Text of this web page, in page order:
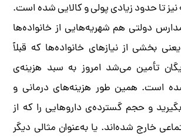
تا حدود زیادی پولی و کالایی شده است.
دولتی هم شهریه‌هایی از خانواده‌ها
بخشی از نیازهای خانواده‌ها که قبلاً
تأمین می‌شد امروز به سبد هزینه‌ی
است. همین طور هزینه‌های درمانی و
و حجم گسترده‌ی داروهایی را که از
خارج شده‌اند. یا به‌عنوان مثالی دیگر